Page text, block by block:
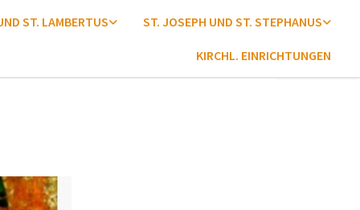
ST. LAMBERTUS ST. JOSEPH UND ST. STEPHANUS
KIRCHL. EINRICHTUNGEN